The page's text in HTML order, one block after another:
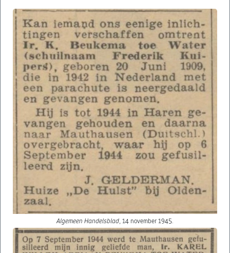
Algemeen Handelsblad, 14 november 1945.